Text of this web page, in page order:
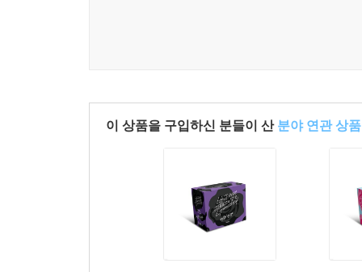
이 상품을 구입하신 분들이 산 분야 연관 상품